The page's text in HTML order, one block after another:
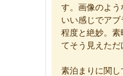
す。画像のよう
いい感じでア
程度と絶妙。
てそう見えただ
素泊まりに関